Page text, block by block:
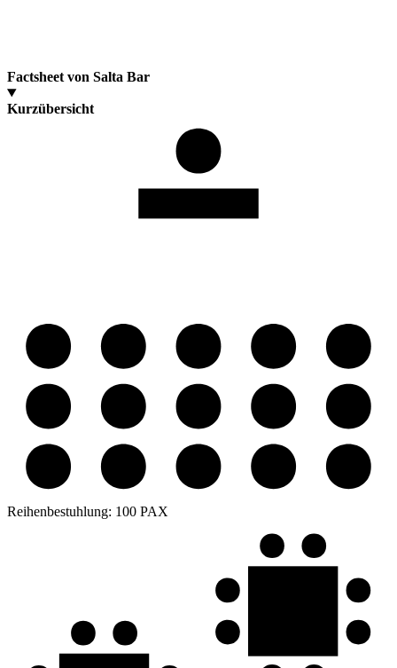
Factsheet von Salta Bar
Kurzübersicht
Reihenbestuhlung: 100 PAX